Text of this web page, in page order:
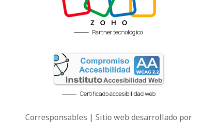
Partner tecnológico
Certificado accesibilidad web
Corresponsables | Sitio web desarrollado por